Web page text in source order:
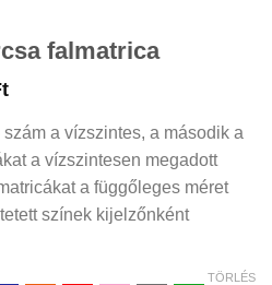
falmatrica
Ártartomány:
4990 Ft
-
44900 Ft
a vízszintes, a második a
a vízszintesen megadott
a függőleges méret
színek kijelzőnként
TÖRLÉS